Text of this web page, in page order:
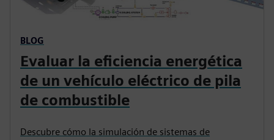
BLOG
Evaluar la eficiencia energética
de un vehículo eléctrico de pila
de combustible
Descubre cómo la simulación de sistemas de